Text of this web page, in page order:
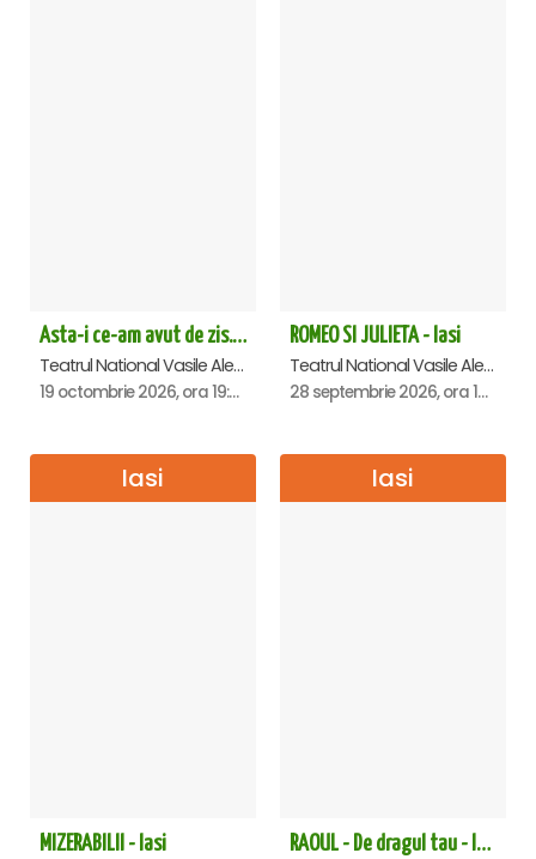
Asta-i ce-am avut de zis... - Horațiu Mălăele & Nicu Alifantis - Iasi
Teatrul National Vasile Alecsandri , Iasi
19 octombrie 2026, ora 19:00
ROMEO SI JULIETA - Iasi
Teatrul National Vasile Alecsandri , Iasi
28 septembrie 2026, ora 19:00
Iasi
MIZERABILII - Iasi
Iasi
RAOUL - De dragul tau - Iasi